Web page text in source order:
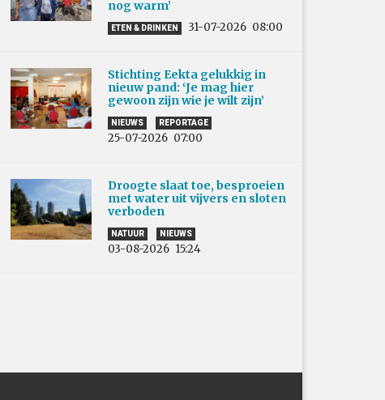
nog warm’
ETEN & DRINKEN 31-07-2026 08:00
Stichting Eekta gelukkig in
nieuw pand: ‘Je mag hier
gewoon zijn wie je wilt zijn’
NIEUWS REPORTAGE
25-07-2026 07:00
Droogte slaat toe, besproeien
met water uit vijvers en sloten
verboden
NATUUR NIEUWS
03-08-2026 15:24